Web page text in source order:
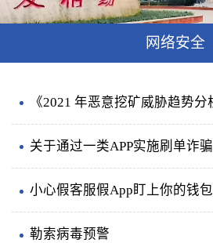
网络安全
小心假客服假App盯上你的钱包
勒索病毒预警